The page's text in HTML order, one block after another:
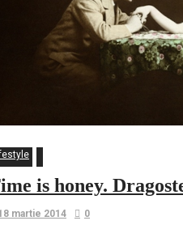
is honey.
martie 2014 0